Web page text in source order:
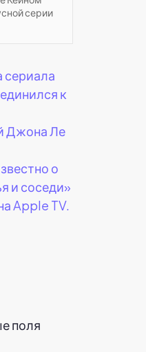
серии
сериала
к
Джона Ле
о
и соседи»
Apple TV.
поля